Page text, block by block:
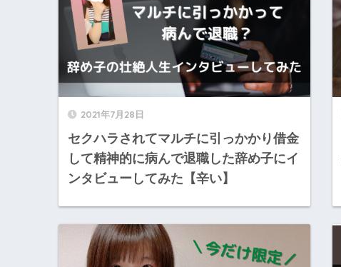
2021年7月28日
セクハラされてマルチに引っかかり借金
して精神的に病んで退職した辞め子にイ
ンタビューしてみた【辛い】